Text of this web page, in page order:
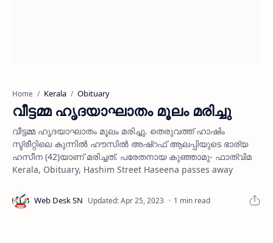
Home Kerala Obituary
വീട്ടമ്മ ഹൃദയാഘാതം മൂലം മരിച്ചു
വീട്ടമ്മ ഹൃദയാഘാതം മൂലം മരിച്ചു. തെരുവത്ത് ഹാഷിം
സ്ട്രീറ്റിലെ കുന്നില്‍ ഹൗസില്‍ അഷ്‌റഫ് ആലപ്പിയുടെ ഭാര്യ
ഹസീന (42)യാണ് മരിച്ചത്. പരേതനായ കുഞ്ഞാമു- ഫാത്വിമ
Kerala, Obituary, Hashim Street Haseena passes away
1 min read